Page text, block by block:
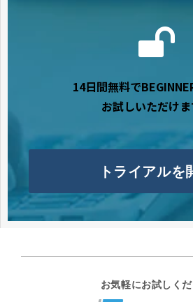
14日間無料で
お試しいただけま
トライアルを
お気軽にお試しく